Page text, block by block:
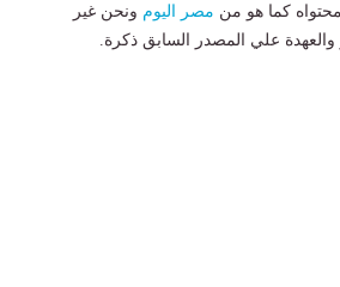
كما هو من مصر اليوم ونحن غير
علي المصدر السابق ذكرة.